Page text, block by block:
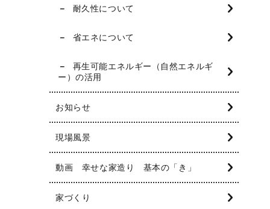
耐久性について
省エネについて
再生可能エネルギー（自然エネルギ
ー）の活用
お知らせ
現場風景
動画 幸せな家造り 基本の「き」
家づくり